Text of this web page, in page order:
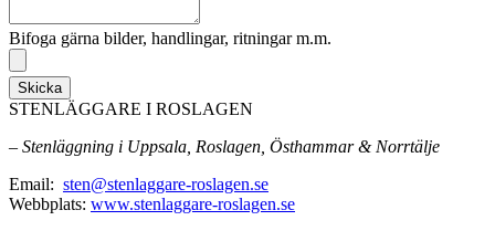
Bifoga gärna bilder, handlingar, ritningar m.m.
Skicka
STENLÄGGARE I ROSLAGEN
– Stenläggning i Uppsala, Roslagen, Östhammar & Norrtälje
Email: sten@stenlaggare-roslagen.se
Webbplats: www.stenlaggare-roslagen.se